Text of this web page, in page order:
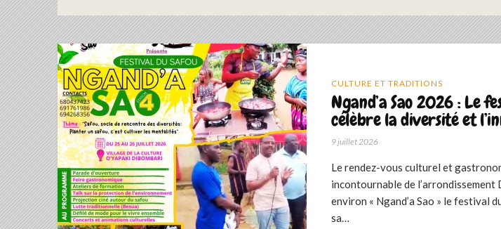
CULTURE ET TRADITIONS
Ngand’a Sao 2026 : Le
célèbre la diversité et
9 juillet 2026
Le rendez-vous culturel et
incontournable de l’arrondissement
environ « Ngand’a Sao » le festival
sa…